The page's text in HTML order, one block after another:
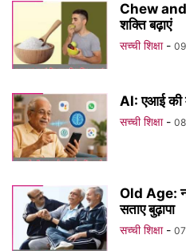
Chew and
शक्ति बढ़ाएं
सच्ची शिक्षा -
AI: एआई की
सच्ची शिक्षा -
Old Age:
सताए बुढ़ापा
सच्ची शिक्षा -